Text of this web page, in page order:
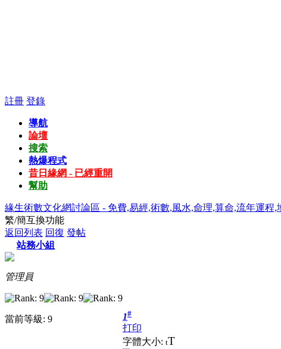
註冊 登錄
導航
論壇
搜索
熱爆程式
昔日緣網 - 已經重開
幫助
緣生術數文化網討論區 - 免費,易經,術數,風水,命理,算命,流年運
繁/簡互換功能
返回列表 回復 發帖
站務小組
管理員
當前等級: 9 1#
打印
字體大小: tT